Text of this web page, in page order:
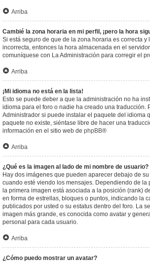
Arriba
Cambié la zona horaria en mi perfil, ¡pero la hora
Si está seguro de que de la zona horaria es correcta y
incorrecta, entonces la hora almacenada en el
comuníquese con La Administración para corregir el
Arriba
¡Mi idioma no está en la lista!
Esto se puede deber a que la administración no ha
idioma para el foro o nadie ha creado una traducción.
Administrador si puede instalar el paquete del idioma
paquete no existe, siéntase libre de hacer una
información en el sitio web de phpBB®
Arriba
¿Qué es la imagen al lado de mi nombre de usuario?
Hay dos imágenes que pueden aparecer debajo de
cuando esté viendo los mensajes. Dependiendo de la
la primera imagen está asociada a la posición (rank)
en forma de estrellas, bloques o puntos, indicando la
publicados por usted o su estatus dentro del foro. La
imagen más grande, es conocida como avatar y
personal para cada usuario.
Arriba
¿Cómo puedo mostrar un avatar?